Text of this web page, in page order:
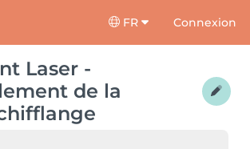
FR Connexion
Laser -
de la